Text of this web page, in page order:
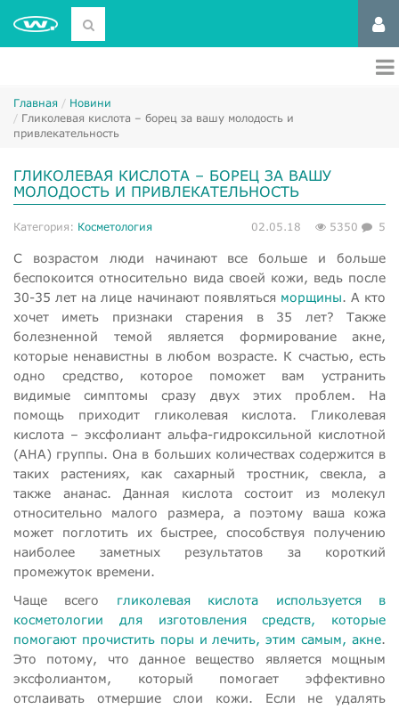
Главная
Новини
Гликолевая кислота – борец за вашу молодость и
привлекательность
ГЛИКОЛЕВАЯ КИСЛОТА – БОРЕЦ ЗА ВАШУ
МОЛОДОСТЬ И ПРИВЛЕКАТЕЛЬНОСТЬ
Категория: Косметология 02.05.18 5350 5
С возрастом люди начинают все больше и больше
беспокоится относительно вида своей кожи, ведь после
30-35 лет на лице начинают появляться морщины. А кто
хочет иметь признаки старения в 35 лет? Также
болезненной темой является формирование акне,
которые ненавистны в любом возрасте. К счастью, есть
одно средство, которое поможет вам устранить
видимые симптомы сразу двух этих проблем. На
помощь приходит гликолевая кислота. Гликолевая
кислота – эксфолиант альфа-гидроксильной кислотной
(AHA) группы. Она в больших количествах содержится в
таких растениях, как сахарный тростник, свекла, а
также ананас. Данная кислота состоит из молекул
относительно малого размера, а поэтому ваша кожа
может поглотить их быстрее, способствуя получению
наиболее заметных результатов за короткий
промежуток времени.
Чаще всего гликолевая кислота используется в
косметологии для изготовления средств, которые
помогают прочистить поры и лечить, этим самым, акне.
Это потому, что данное вещество является мощным
эксфолиантом, который помогает эффективно
отслаивать отмершие слои кожи. Если не удалять